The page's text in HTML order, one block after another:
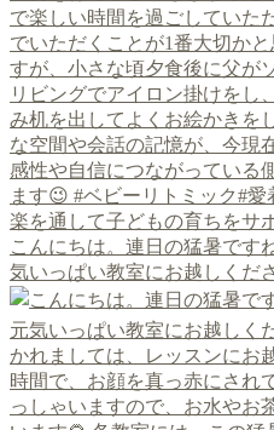
こんにちは。連日の猛暑です
気いっぱい教室にお越しくだ